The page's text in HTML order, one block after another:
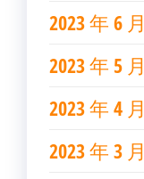
2023 年 6 月
2023 年 5 月
2023 年 4 月
2023 年 3 月